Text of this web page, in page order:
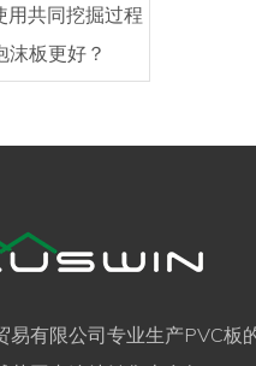
用共同挖掘过程
沫板更好？
易有限公司专业生产PVC板